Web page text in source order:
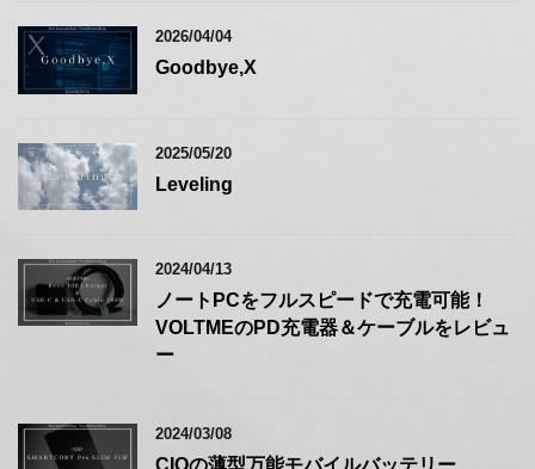
2026/04/04
Goodbye,X
2025/05/20
Leveling
2024/04/13
ノートPCをフルスピードで充電可能！
VOLTMEのPD充電器＆ケーブルをレビュ
ー
2024/03/08
CIOの薄型万能モバイルバッテリー